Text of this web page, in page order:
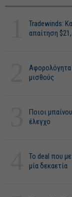
Tradewinds:
απαίτηση
Αφορολόγητα
μισθούς
Ποιοι
έλεγχο
Το deal που
μία δεκαετία